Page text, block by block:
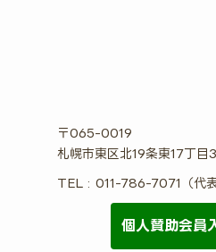
〒065-0019
札幌市東区北19条東17丁
TEL : 011-786-7071（代表
個人賛助会員